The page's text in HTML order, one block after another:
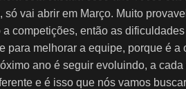
vai abrir em Março. Muito
competições, então as
para melhorar a equipe, porque é a
ano é seguir evoluindo, a cada
e é isso que nós vamos